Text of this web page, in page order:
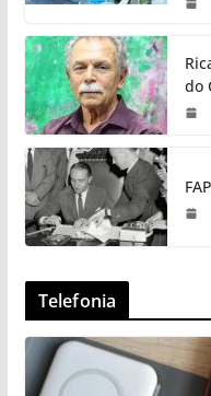
do
Telefonia